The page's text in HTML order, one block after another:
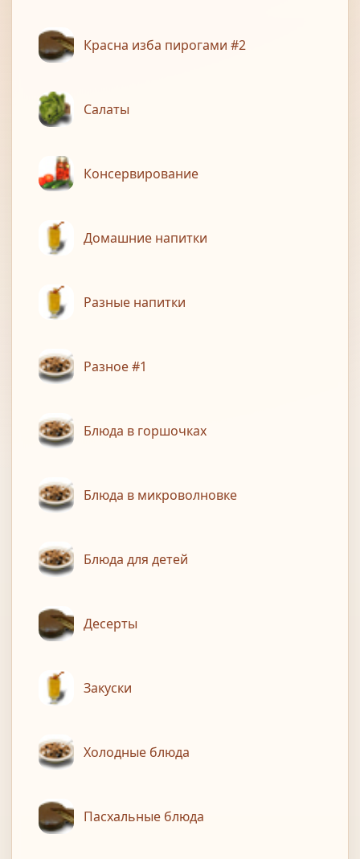
Красна изба пирогами #2
Салаты
Консервирование
Домашние напитки
Разные напитки
Разное #1
Блюда в горшочках
Блюда в микроволновке
Блюда для детей
Десерты
Закуски
Холодные блюда
Пасхальные блюда